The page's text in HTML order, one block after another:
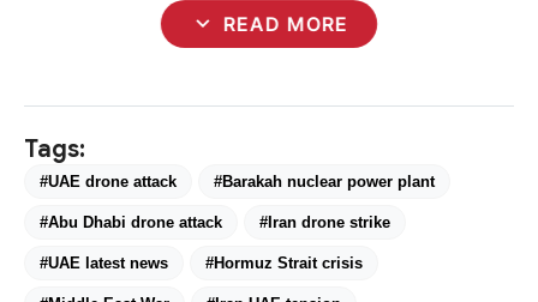
expand_more READ MORE
Tags:
#UAE drone attack #Barakah nuclear power plant
#Abu Dhabi drone attack #Iran drone strike
#UAE latest news #Hormuz Strait crisis